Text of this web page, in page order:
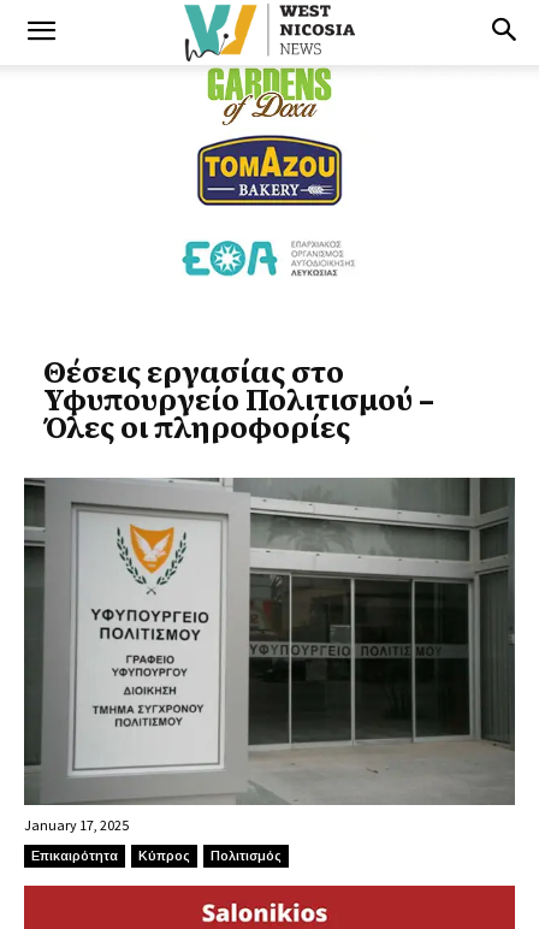
Θέσεις εργασίας στο
Υφυπουργείο Πολιτισμού –
Όλες οι πληροφορίες
January 17, 2025
Επικαιρότητα Κύπρος Πολιτισμός